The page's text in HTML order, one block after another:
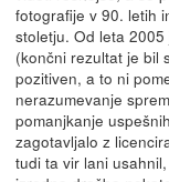
fotografije v 90. letih
stoletju. Od leta 2005
(končni rezultat je bil
pozitiven, a to ni
nerazumevanje
pomanjkanje
zagotavljalo z
tudi ta vir lani